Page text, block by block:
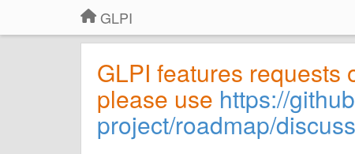
GLPI
GLPI features requests
please use https://
project/roadmap/